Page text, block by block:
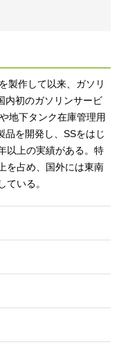
製作して以来、ガソリ
内初のガソリンサービ
地下タンク在庫管理用
品を開発し、SSをはじ
以上の実績がある。特
を占め、国外には東南
いる。